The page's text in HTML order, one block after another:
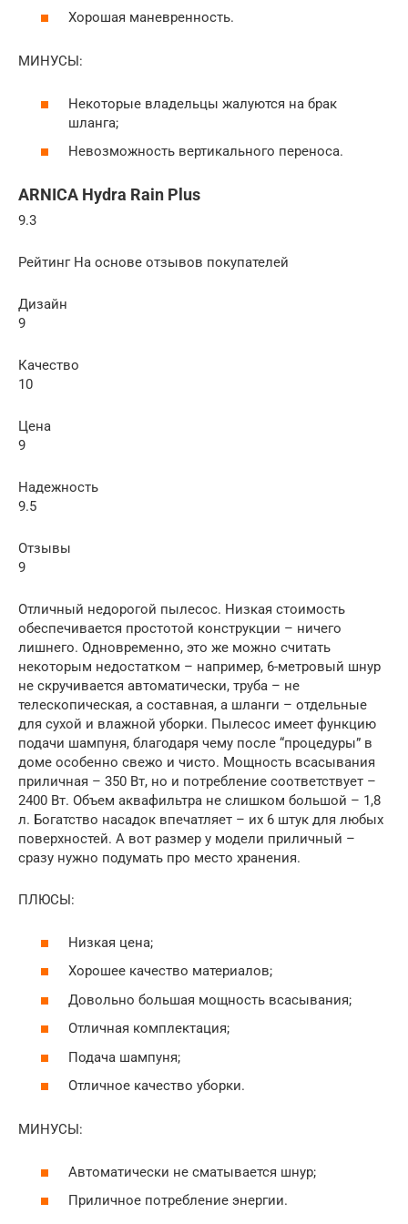
Хорошая маневренность.
МИНУСЫ:
Некоторые владельцы жалуются на брак
шланга;
Невозможность вертикального переноса.
ARNICA Hydra Rain Plus
9.3
Рейтинг На основе отзывов покупателей
Дизайн
9
Качество
10
Цена
9
Надежность
9.5
Отзывы
9
Отличный недорогой пылесос. Низкая стоимость
обеспечивается простотой конструкции – ничего
лишнего. Одновременно, это же можно считать
некоторым недостатком – например, 6-метровый шнур
не скручивается автоматически, труба – не
телескопическая, а составная, а шланги – отдельные
для сухой и влажной уборки. Пылесос имеет функцию
подачи шампуня, благодаря чему после “процедуры” в
доме особенно свежо и чисто. Мощность всасывания
приличная – 350 Вт, но и потребление соответствует –
2400 Вт. Объем аквафильтра не слишком большой – 1,8
л. Богатство насадок впечатляет – их 6 штук для любых
поверхностей. А вот размер у модели приличный –
сразу нужно подумать про место хранения.
ПЛЮСЫ:
Низкая цена;
Хорошее качество материалов;
Довольно большая мощность всасывания;
Отличная комплектация;
Подача шампуня;
Отличное качество уборки.
МИНУСЫ:
Автоматически не сматывается шнур;
Приличное потребление энергии.